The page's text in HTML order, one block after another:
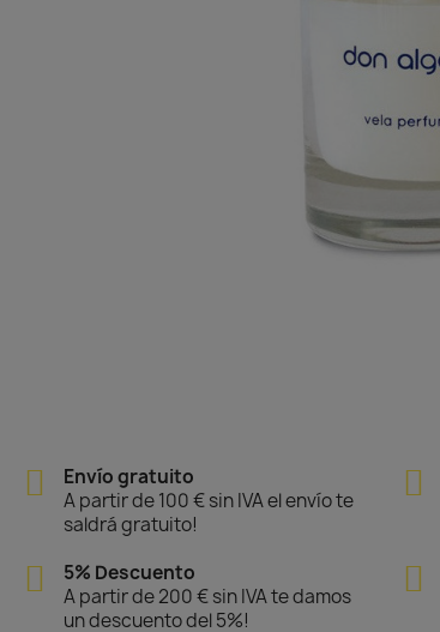
Envío gratuito
A partir de 100 € sin IVA el envío te
saldrá gratuito!
5% Descuento
A partir de 200 € sin IVA te damos
un descuento del 5%!